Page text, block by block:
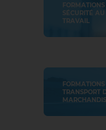
FORMATIONS
SÉCURITÉ AU
TRAVAIL
FORMATIONS
TRANSPORT